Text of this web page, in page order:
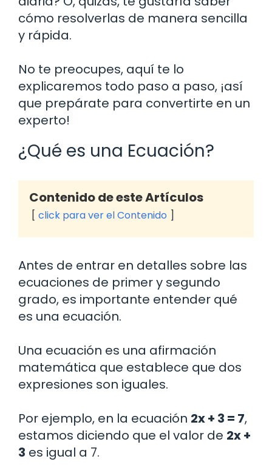
cómo resolverlas de manera sencilla
y rápida.
No te preocupes, aquí te lo
explicaremos todo paso a paso, ¡así
que prepárate para convertirte en un
experto!
¿Qué es una Ecuación?
Contenido de este Artículos
click para ver el Contenido
Antes de entrar en detalles sobre las
ecuaciones de primer y segundo
grado, es importante entender qué
es una ecuación.
Una ecuación es una afirmación
matemática que establece que dos
expresiones son iguales.
Por ejemplo, en la ecuación 2x + 3 = 7,
estamos diciendo que el valor de 2x +
3 es igual a 7.